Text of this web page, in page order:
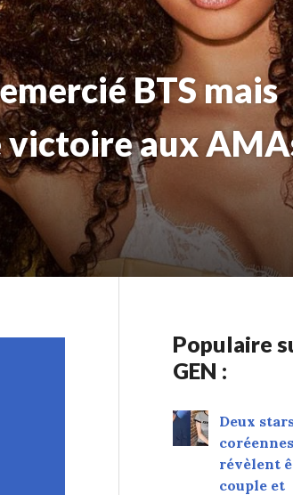
BTS mais
victoire aux
Populaire
GEN :
Deux
coréennes
révèlent
couple et